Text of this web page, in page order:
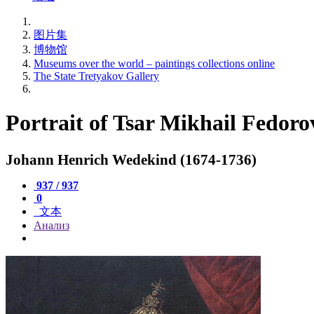
图片集
博物馆
Museums over the world – paintings collections online
The State Tretyakov Gallery
Portrait of Tsar Mikhail
Johann Henrich Wedekind (1674-1736)
937 / 937
0
文本
Анализ